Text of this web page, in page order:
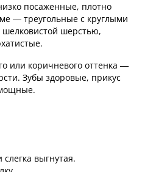
посаженные, плотно
— треугольные с круглыми
шерстью,
или коричневого оттенка —
Зубы здоровые, прикус
выгнутая.